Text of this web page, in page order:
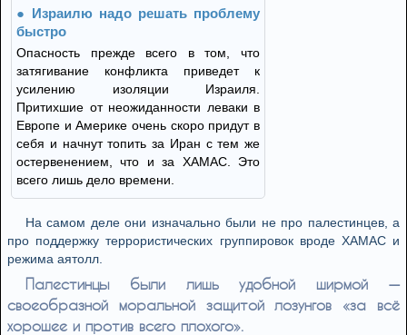
Израилю надо решать проблему
быстро
Опасность прежде всего в том, что
затягивание конфликта приведет к
усилению изоляции Израиля.
Притихшие от неожиданности леваки в
Европе и Америке очень скоро придут в
себя и начнут топить за Иран с тем же
остервенением, что и за ХАМАС. Это
всего лишь дело времени.
На самом деле они изначально были не про палестинцев, а
про поддержку террористических группировок вроде ХАМАС и
режима аятолл.
Палестинцы были лишь удобной ширмой —
своеобразной моральной защитой лозунгов «за всё
хорошее и против всего плохого».